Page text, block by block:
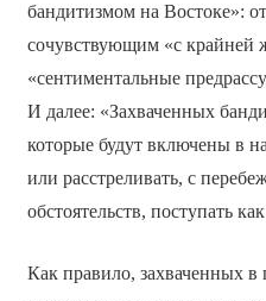
бандитизмом на Востоке»:
сочувствующим «с крайней
«сентиментальные
И далее: «Захваченных
которые будут включены в
или расстреливать, с
обстоятельств, поступать
Как правило, захваченных в